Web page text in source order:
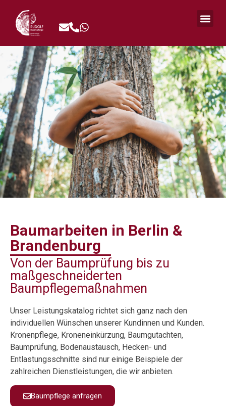
Baumarbeiten in Berlin &
Brandenburg
Von der Baumprüfung bis zu
maßgeschneiderten
Baumpflegemaßnahmen
Unser Leistungskatalog richtet sich ganz nach den
individuellen Wünschen unserer Kundinnen und Kunden.
Kronenpflege, Kroneneinkürzung, Baumgutachten,
Baumprüfung, Bodenaustausch, Hecken- und
Entlastungsschnitte sind nur einige Beispiele der
zahlreichen Dienstleistungen, die wir anbieten.
Baumpflege anfragen